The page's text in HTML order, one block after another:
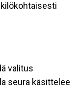
valitus
seura käsittelee